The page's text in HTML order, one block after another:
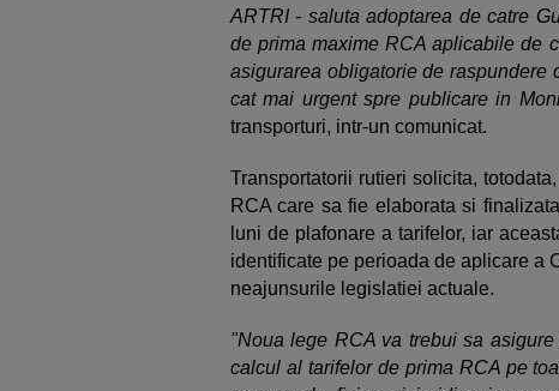
ARTRI - saluta adoptarea de catre
de prima maxime RCA aplicabile de
asigurarea obligatorie de raspundere
cat mai urgent spre publicare in
transporturi, intr-un comunicat.
Transportatorii rutieri solicita,
RCA care sa fie elaborata si
luni de plafonare a tarifelor, iar
identificate pe perioada de aplicare a
neajunsurile legislatiei actuale.
"Noua lege RCA va trebui sa
calcul al tarifelor de prima RCA pe